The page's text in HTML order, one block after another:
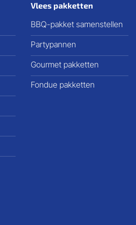
Vlees pakketten
BBQ-pakket samenstellen
Partypannen
Gourmet pakketten
Fondue pakketten